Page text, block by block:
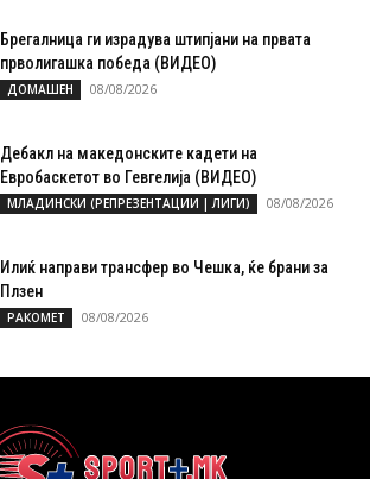
Брегалница ги израдува штипјани на првата
прволигашка победа (ВИДЕО)
ДОМАШЕН 08/08/2026
Дебакл на македонските кадети на
Евробаскетот во Гевгелија (ВИДЕО)
МЛАДИНСКИ (РЕПРЕЗЕНТАЦИИ | ЛИГИ) 08/08/2026
Илиќ направи трансфер во Чешка, ќе брани за
Плзен
РАКОМЕТ 08/08/2026